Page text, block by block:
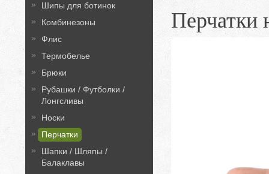
Шипы для ботинок
Комбинезоны
Флис
Термобелье
Брюки
Рубашки / Футболки /
Лонгсливы
Носки
Перчатки
Шапки / Шляпы /
Балаклавы